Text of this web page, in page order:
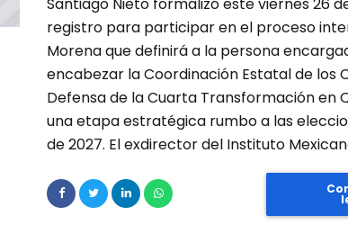
registro para participar en el proceso
Morena que definirá a la persona
encabezar la Coordinación Estatal de los
Defensa de la Cuarta Transformación en
una etapa estratégica rumbo a las
de 2027. El exdirector del Instituto